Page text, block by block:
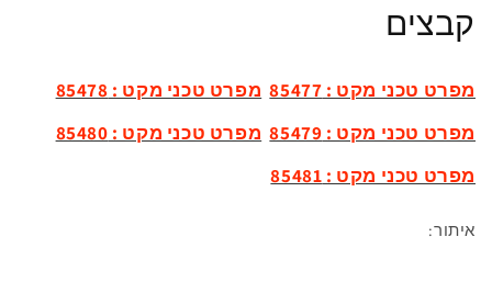
קבצים
מפרט טכני מקט : 85477
מפרט טכני מקט : 85478
מפרט טכני מקט : 85479
מפרט טכני מקט : 85480
מפרט טכני מקט : 85481
איתור: